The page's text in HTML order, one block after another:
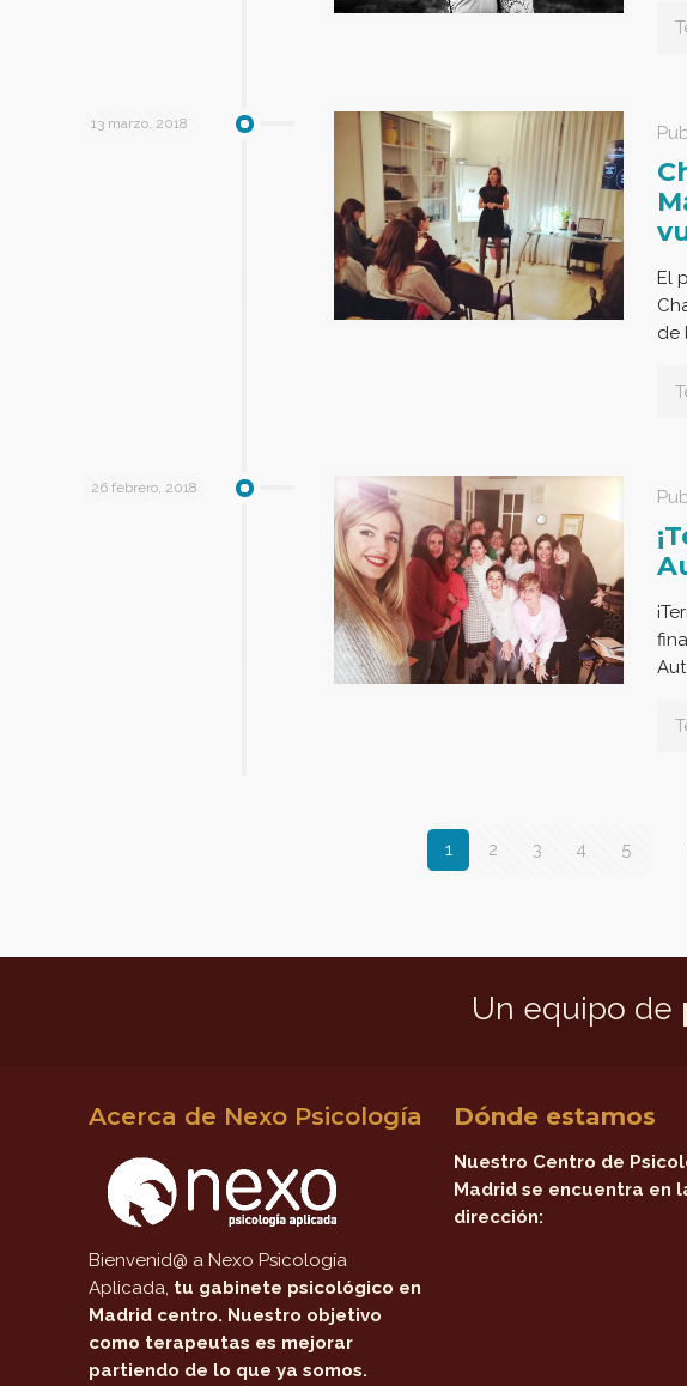
13 marzo, 2018
El
de
26 febrero, 2018
1 2 3 4 5
Un equipo de
Acerca de Nexo Psicología
Bienvenid@ a Nexo Psicología
Aplicada, tu gabinete psicológico en
Madrid centro. Nuestro objetivo
como terapeutas es mejorar
partiendo de lo que ya somos.
Dónde estamos
Nuestro Centro de
Madrid se encuentra en
dirección: